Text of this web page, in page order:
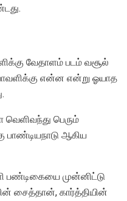
வேதாளம் படம் வசூல்
என்ன என்று ஓயாத
பெரும்
பாண்டியநாடு ஆகிய
பண்டிகையை முன்னிட்டு
சைத்தான், கார்த்தியின்